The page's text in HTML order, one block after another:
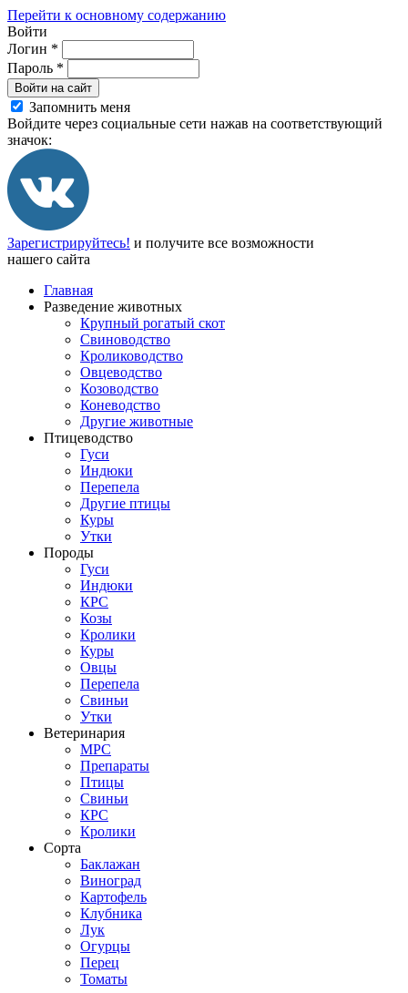
Перейти к основному содержанию
Войти
Логин *
Пароль *
Войти на сайт
Запомнить меня
Войдите через социальные сети нажав на соответствующий
значок:
Зарегистрируйтесь! и получите все возможности
нашего сайта
Главная
Разведение животных
Крупный рогатый скот
Свиноводство
Кролиководство
Овцеводство
Козоводство
Коневодство
Другие животные
Птицеводство
Гуси
Индюки
Перепела
Другие птицы
Куры
Утки
Породы
Гуси
Индюки
КРС
Козы
Кролики
Куры
Овцы
Перепела
Свиньи
Утки
Ветеринария
МРС
Препараты
Птицы
Свиньи
КРС
Кролики
Сорта
Баклажан
Виноград
Картофель
Клубника
Лук
Огурцы
Перец
Томаты